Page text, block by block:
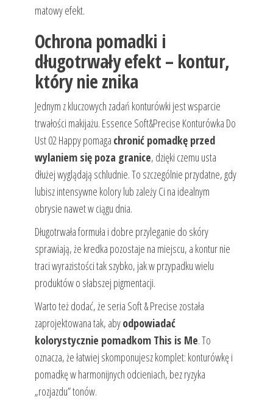
matowy efekt.
Ochrona pomadki i
długotrwały efekt – kontur,
który nie znika
Jednym z kluczowych zadań konturówki jest wsparcie
trwałości makijażu. Essence Soft&Precise Konturówka Do
Ust 02 Happy pomaga chronić pomadkę przed
wylaniem się poza granice, dzięki czemu usta
dłużej wyglądają schludnie. To szczególnie przydatne, gdy
lubisz intensywne kolory lub zależy Ci na idealnym
obrysie nawet w ciągu dnia.
Długotrwała formuła i dobre przyleganie do skóry
sprawiają, że kredka pozostaje na miejscu, a kontur nie
traci wyrazistości tak szybko, jak w przypadku wielu
produktów o słabszej pigmentacji.
Warto też dodać, że seria Soft & Precise została
zaprojektowana tak, abyodpowiadać
kolorystycznie pomadkom This is Me. To
oznacza, że łatwiej skomponujesz komplet: konturówkę i
pomadkę w harmonijnych odcieniach, bez ryzyka
„rozjazdu” tonów.